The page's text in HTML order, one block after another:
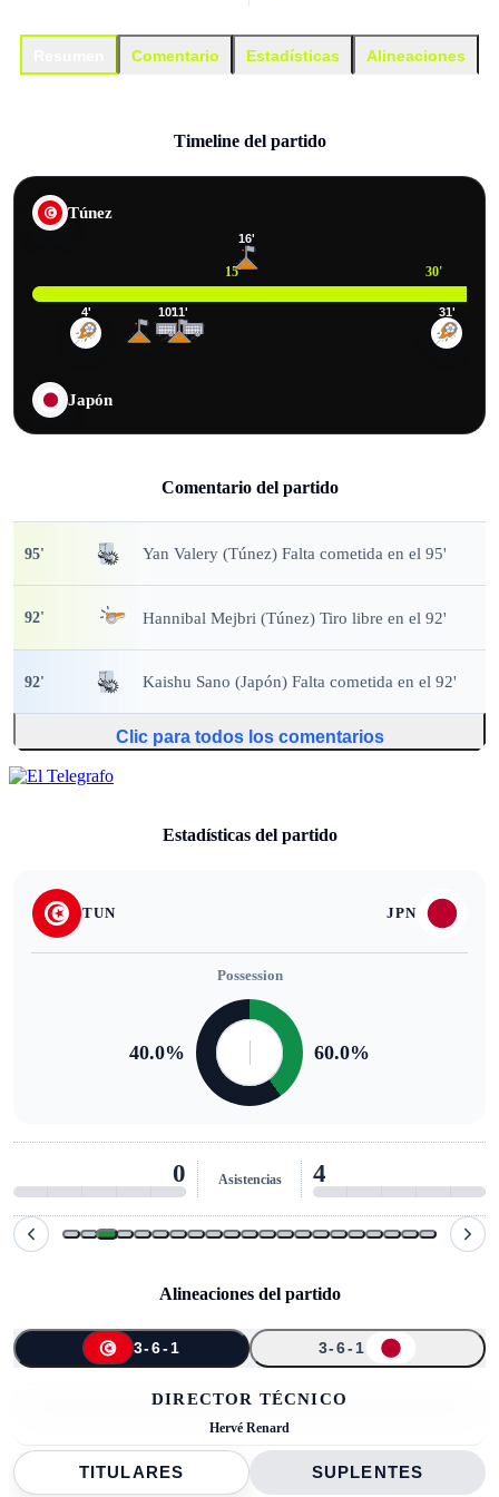
Comentario Estadísticas Alineaciones
Alineaciones del partido
3-6-1 3-6-1
↑ ↑
DIRECTOR TÉCNICO
Hervé Renard
TITULARES SUPLENTES
Timeline del partido
Túnez
15' 30'
4' 10'11'
16'
31'
Japón
Comentario del partido
95' Yan Valery (Túnez) Falta cometida en el 95'
92' Hannibal Mejbri (Túnez) Tiro libre en el 92'
92' Kaishu Sano (Japón) Falta cometida en el 92'
Clic para todos los comentarios
Estadísticas del partido
TUN JPN
Possession
40.0% 60.0%
0 Asistencias 4